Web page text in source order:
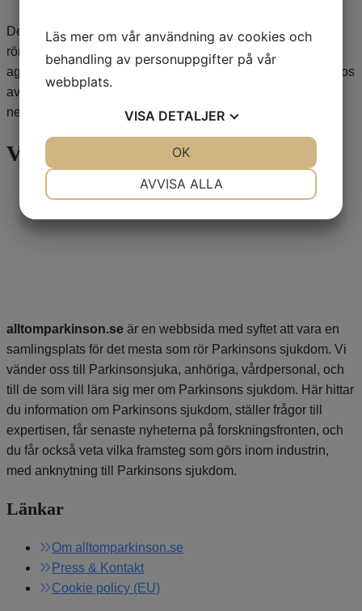
Det är inte säkert att det beror på medicinerna, kan också
röra sig om så kallad REM-sömnstörning som gör att man
agerar ut sina drömmar. Det kan gå att behandla med låg dos
av en medicin som heter Iktorivil. Diskutera med din
neurolog! /Dag Nyholm
Våra sponsorer
alltomparkinson.se är en webbsida med syftet att vara en
samlingsplats för det mesta som rör Parkinsons sjukdom. Vi
vänder oss till Parkinsonsjuka, anhöriga, vårdpersonal, och
till de som vill lära sig mer om Parkinsons sjukdom. Här hittar
du information om Parkinsons sjukdom, ställer frågor till
expertisen, får senaste nyheterna på forskningsfronten, och
du får också veta vilka framsteg som görs inom industrin,
med anknytning till Parkinsons sjukdom.
Länkar
Om alltomparkinson.se
Press & Kontakt
Cookie policy (EU)
Läs mer om vår användning av cookies och
behandling av personuppgifter på vår
webbplats.
VISA DETALJER
AVVISA ALLA
OK